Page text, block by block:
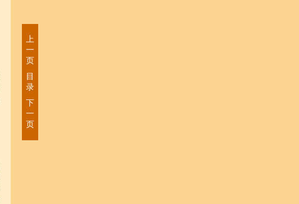
上
一
页
目
录
下
一
页